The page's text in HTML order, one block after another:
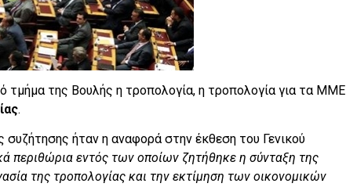
της Βουλής η τροπολογία, η τροπολογία για τα ΜΜΕ
.
συζήτησης ήταν η αναφορά στην έκθεση του Γενικού
περιθώρια εντός των οποίων ζητήθηκε η σύνταξη της
της τροπολογίας και την εκτίμηση των οικονομικών